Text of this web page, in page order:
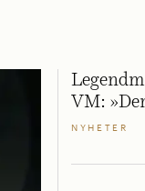
VM:
NYHETER